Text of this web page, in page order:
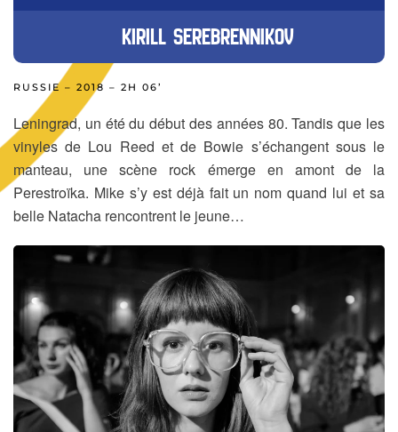
KIRILL SEREBRENNIKOV
RUSSIE – 2018 – 2H 06’
Leningrad, un été du début des années 80. Tandis que les
vinyles de Lou Reed et de Bowie s’échangent sous le
manteau, une scène rock émerge en amont de la
Perestroïka. Mike s’y est déjà fait un nom quand lui et sa
belle Natacha rencontrent le jeune…